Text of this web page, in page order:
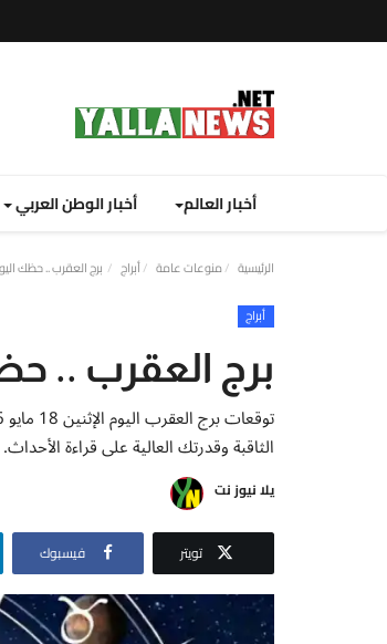
أخبار العالم أخبار الوطن العربي
الرئيسية منوعات عامة أبراج برج العقرب .. حظك اليوم
أبراج
برج العقرب .. حظك
الثاقبة وقدرتك العالية على قراءة الأحداث.
يلا نيوز نت
تويتر فيسبوك